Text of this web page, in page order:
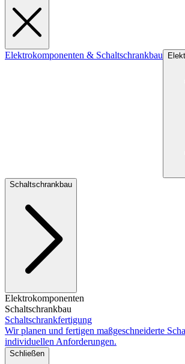
Elektrokomponenten & Schaltschrankbau
Schaltschrankbau
Elektrokomponenten
Schaltschrankbau
Schaltschrankfertigung
Wir planen und fertigen maßgeschneiderte
individuellen Anforderungen.
Schließen